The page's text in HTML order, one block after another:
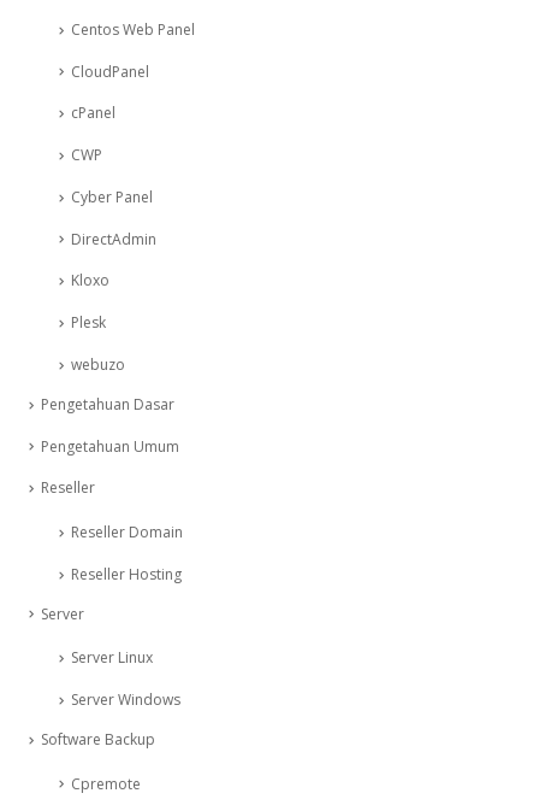
Centos Web Panel
CloudPanel
cPanel
CWP
Cyber Panel
DirectAdmin
Kloxo
Plesk
webuzo
Pengetahuan Dasar
Pengetahuan Umum
Reseller
Reseller Domain
Reseller Hosting
Server
Server Linux
Server Windows
Software Backup
Cpremote